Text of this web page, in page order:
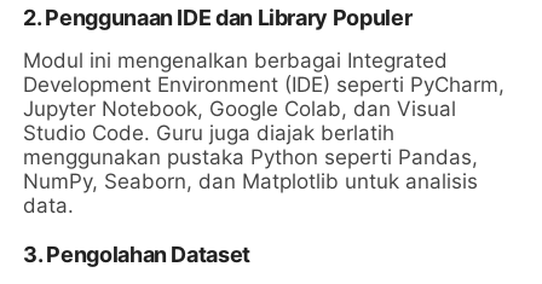
2.Penggunaan IDE dan Library Populer
Modul ini mengenalkan berbagai Integrated
Development Environment (IDE) seperti PyCharm,
Jupyter Notebook, Google Colab, dan Visual
Studio Code. Guru juga diajak berlatih
menggunakan pustaka Python seperti Pandas,
NumPy, Seaborn, dan Matplotlib untuk analisis
data.
3.Pengolahan Dataset